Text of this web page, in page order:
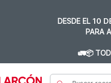
DESDE EL 10
PARA
🚛📦